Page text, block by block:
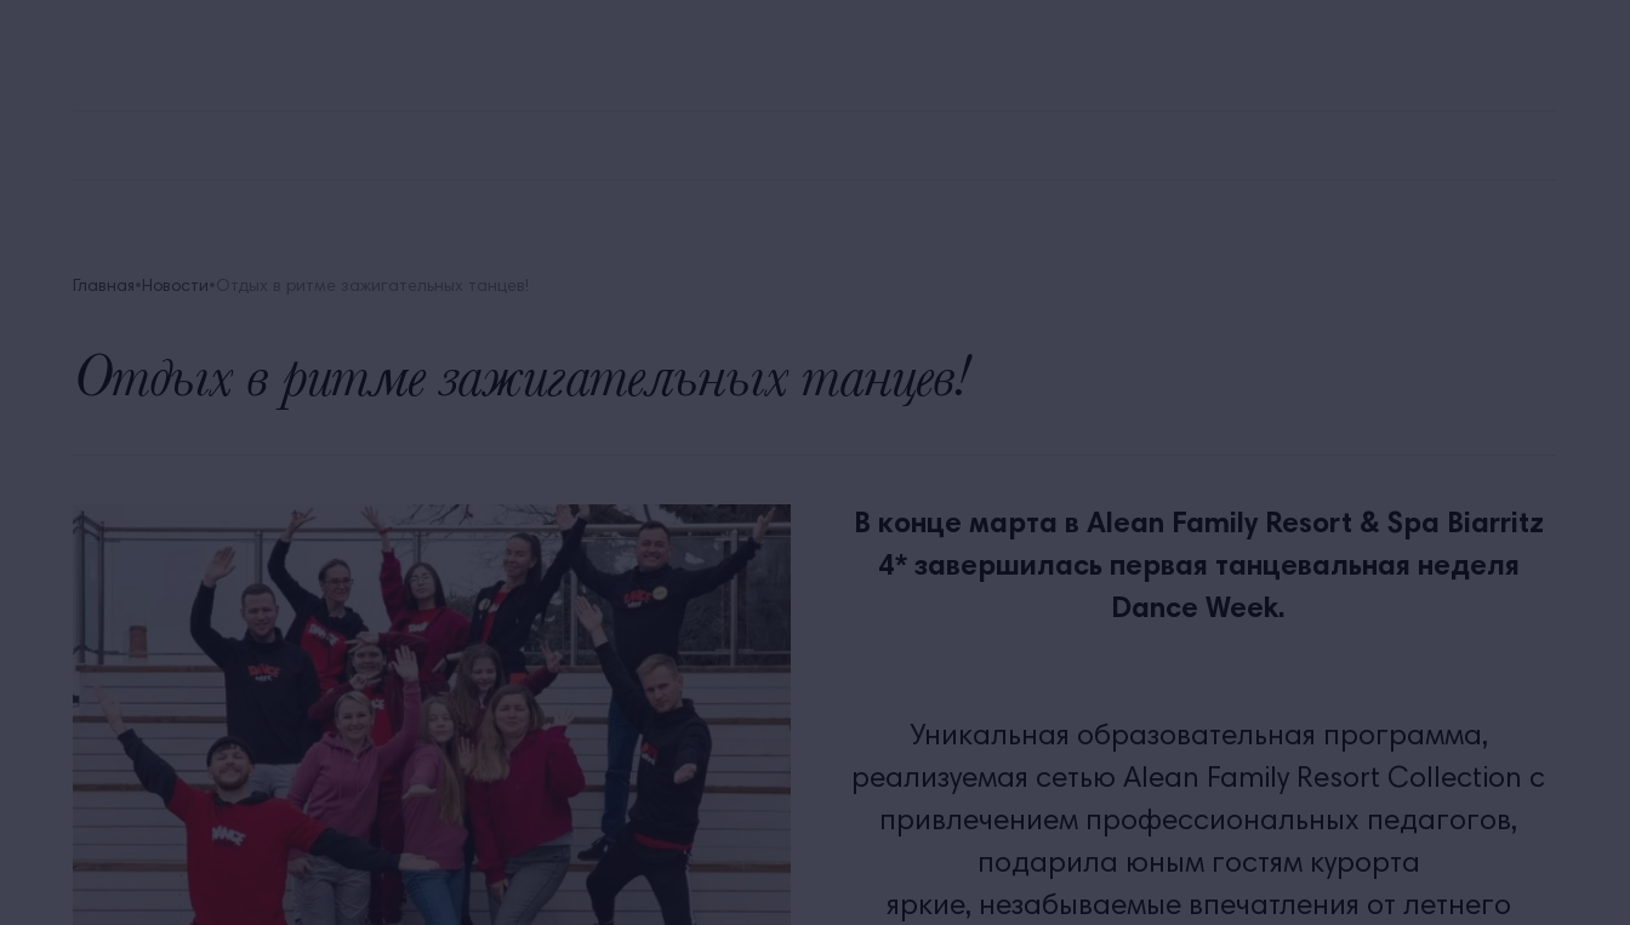
Главная Новости
Отдых в ритме зажигательных танцев!
В конце марта в Alean Family Resort & Spa Biarritz
4* завершилась первая танцевальная неделя
Dance Week.
Уникальная образовательная программа,
реализуемая сетью Alean Family Resort Collection с
привлечением профессиональных педагогов,
подарила юным гостям курорта
яркие, незабываемые впечатления от летнего